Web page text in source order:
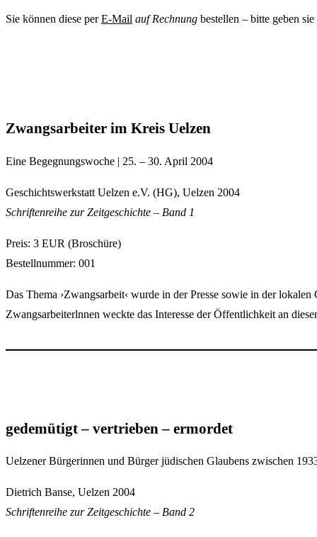
Sie können diese perE-Mail auf Rechnung bestellen – bitte geben
Zwangsarbeiter im Kreis Uelzen
Eine Begegnungswoche | 25. – 30. April 2004
Geschichtswerkstatt Uelzen e.V. (HG), Uelzen 2004
Schriftenreihe zur Zeitgeschichte – Band 1
Preis: 3 EUR (Broschüre)
Bestellnummer: 001
Das Thema ›Zwangsarbeit‹ wurde in der Presse sowie in der
Zwangsarbeiterlnnen weckte das Interesse der Öffentlichkeit an
gedemütigt – vertrieben – ermordet
Uelzener Bürgerinnen und Bürger jüdischen Glaubens zwischen
Dietrich Banse, Uelzen 2004
Schriftenreihe zur Zeitgeschichte – Band 2